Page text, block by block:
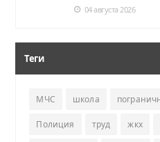
04 августа 2026
Теги
МЧС школа
Полиция труд жкх